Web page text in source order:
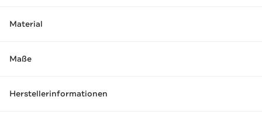
Material
Maße
Herstellerinformationen